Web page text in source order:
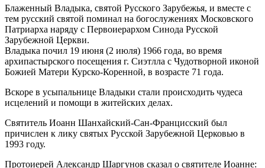
Блаженный Владыка, святой Русского Зарубежья, и вместе с
тем русский святой поминал на богослужениях Московского
Патриарха наряду с Первоиерархом Синода Русской
Зарубежной Церкви.
Владыка почил 19 июня (2 июля) 1966 года, во время
архипастырского посещения г. Сиэтлла с Чудотворной иконой
Божией Матери Курско-Коренной, в возрасте 71 года.
Вскоре в усыпальнице Владыки стали происходить чудеса
исцелений и помощи в житейских делах.
Святитель Иоанн Шанхайский-Сан-Францисский был
причислен к лику святых Русской Зарубежной Церковью в
1993 году.
Протоиерей Александр Шаргунов сказал о святителе Иоанне: